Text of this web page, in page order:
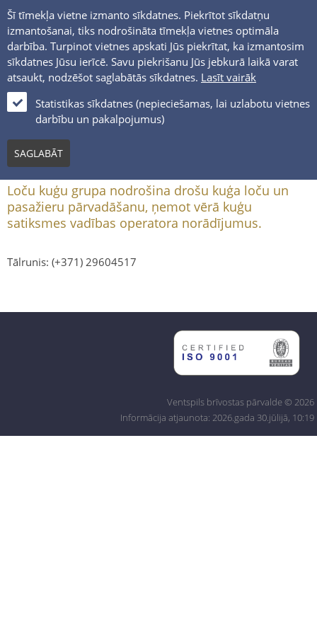
Šī tīmekļa vietne izmanto sīkdatnes. Piekrītot sīkdatņu
izmantošanai, tiks nodrošināta tīmekļa vietnes optimāla
darbība. Turpinot vietnes apskati Jūs piekrītat, ka izmantosim
sīkdatnes Jūsu ierīcē. Savu piekrišanu Jūs jebkurā laikā varat
atsaukt, nodzēšot saglabātās sīkdatnes. Lasīt vairāk
Statistikas sīkdatnes (nepieciešamas, lai uzlabotu vietnes
darbību un pakalpojumus)
SAGLABĀT
LOČU KUĢU GRUPA
Loču kuģu grupa nodrošina drošu kuģa loču un
pasažieru pārvadāšanu, ņemot vērā kuģu
satiksmes vadības operatora norādījumus.
Tālrunis: (+371) 29604517
Ventspils brīvostas pārvalde © 2026
Informācija atjaunota: 2026.gada 30.jūlijā, 10:19